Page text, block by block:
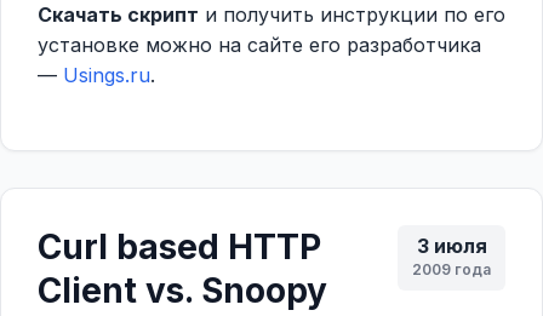
Скачать скрипт и получить инструкции по его
установке можно на сайте его разработчика
— Usings.ru.
3 июля
2009 года
Curl based HTTP
Client vs. Snoopy